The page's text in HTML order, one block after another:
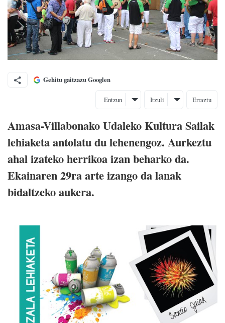
Gehitu gaitzazu Googlen
Entzun Itzuli Erraztu
Amasa-Villabonako Udaleko Kultura Sailak
lehiaketa antolatu du lehenengoz. Aurkeztu
ahal izateko herrikoa izan beharko da.
Ekainaren 29ra arte izango da lanak
bidaltzeko aukera.